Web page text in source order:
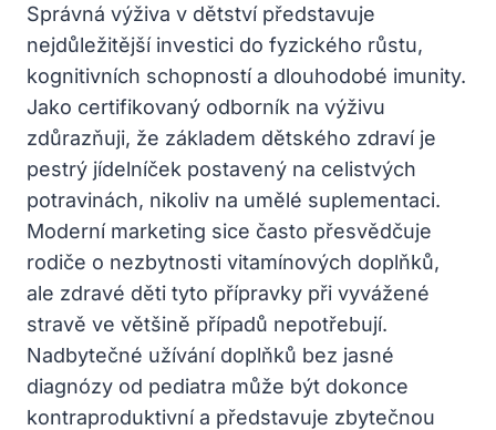
Správná výživa v dětství představuje
nejdůležitější investici do fyzického růstu,
kognitivních schopností a dlouhodobé imunity.
Jako certifikovaný odborník na výživu
zdůrazňuji, že základem dětského zdraví je
pestrý jídelníček postavený na celistvých
potravinách, nikoliv na umělé suplementaci.
Moderní marketing sice často přesvědčuje
rodiče o nezbytnosti vitamínových doplňků,
ale zdravé děti tyto přípravky při vyvážené
stravě ve většině případů nepotřebují.
Nadbytečné užívání doplňků bez jasné
diagnózy od pediatra může být dokonce
kontraproduktivní a představuje zbytečnou